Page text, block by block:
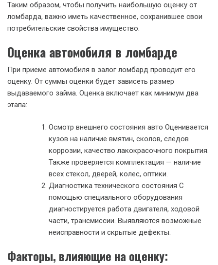
Таким образом, чтобы получить наибольшую оценку от
ломбарда, важно иметь качественное, сохранившее свои
потребительские свойства имущество.
Оценка автомобиля в ломбарде
При приеме автомобиля в залог ломбард проводит его
оценку. От суммы оценки будет зависеть размер
выдаваемого займа. Оценка включает как минимум два
этапа:
Осмотр внешнего состояния авто Оценивается
кузов на наличие вмятин, сколов, следов
коррозии, качество лакокрасочного покрытия.
Также проверяется комплектация — наличие
всех стекол, дверей, колес, оптики.
Диагностика технического состояния С
помощью специального оборудования
диагностируется работа двигателя, ходовой
части, трансмиссии. Выявляются возможные
неисправности и скрытые дефекты.
Факторы, влияющие на оценку: